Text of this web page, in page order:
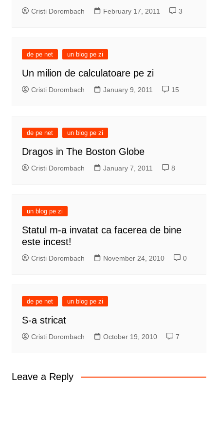
Cristi Dorombach February 17, 2011 3
de pe net un blog pe zi
Un milion de calculatoare pe zi
Cristi Dorombach January 9, 2011 15
de pe net un blog pe zi
Dragos in The Boston Globe
Cristi Dorombach January 7, 2011 8
un blog pe zi
Statul m-a invatat ca facerea de bine
este incest!
Cristi Dorombach November 24, 2010 0
de pe net un blog pe zi
S-a stricat
Cristi Dorombach October 19, 2010 7
Leave a Reply